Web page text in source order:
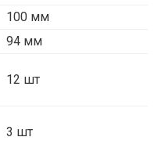
100 мм
94 мм
12 шт
3 шт